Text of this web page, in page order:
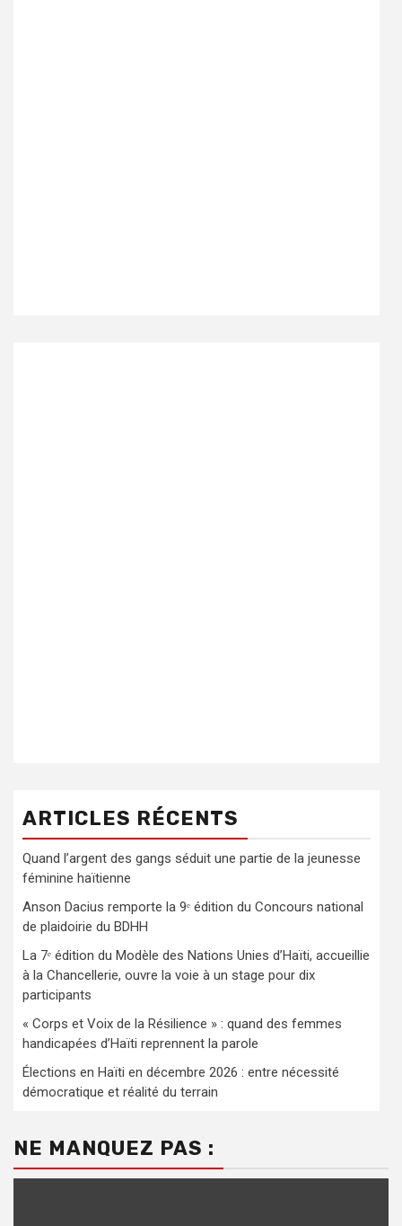
ARTICLES RÉCENTS
Quand l’argent des gangs séduit une partie de la jeunesse
féminine haïtienne
Anson Dacius remporte la 9ᵉ édition du Concours national
de plaidoirie du BDHH
La 7ᵉ édition du Modèle des Nations Unies d’Haïti, accueillie
à la Chancellerie, ouvre la voie à un stage pour dix
participants
« Corps et Voix de la Résilience » : quand des femmes
handicapées d’Haïti reprennent la parole
Élections en Haïti en décembre 2026 : entre nécessité
démocratique et réalité du terrain
NE MANQUEZ PAS :